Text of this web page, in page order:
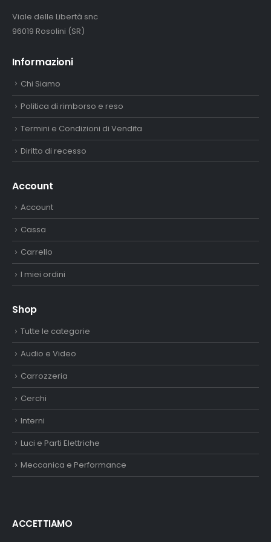
Viale delle Libertà snc
96019 Rosolini (SR)
Informazioni
Chi Siamo
Politica di rimborso e reso
Termini e Condizioni di Vendita
Diritto di recesso
Account
Account
Cassa
Carrello
I miei ordini
Shop
Tutte le categorie
Audio e Video
Carrozzeria
Cerchi
Interni
Luci e Parti Elettriche
Meccanica e Performance
ACCETTIAMO